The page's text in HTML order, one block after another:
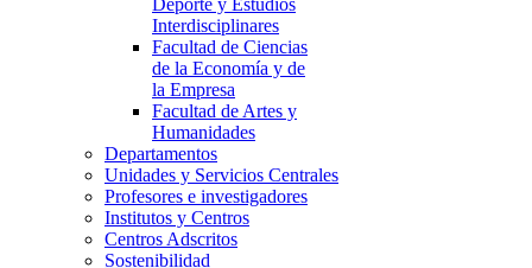
Deporte y Estudios
Interdisciplinares
Facultad de Ciencias
de la Economía y de
la Empresa
Facultad de Artes y
Humanidades
Departamentos
Unidades y Servicios Centrales
Profesores e investigadores
Institutos y Centros
Centros Adscritos
Sostenibilidad